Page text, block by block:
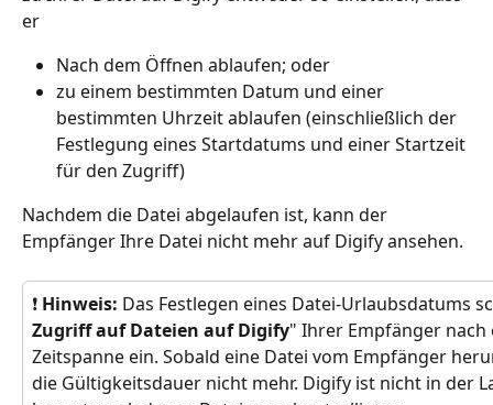
er
Nach dem Öffnen ablaufen; oder
zu einem bestimmten Datum und einer
bestimmten Uhrzeit ablaufen (einschließlich der
Festlegung eines Startdatums und einer Startzeit
für den Zugriff)
Nachdem die Datei abgelaufen ist, kann der
Empfänger Ihre Datei nicht mehr auf Digify ansehen.
❗ Hinweis: Das Festlegen eines Datei-Urlaubsdatums
Zugriff auf Dateien auf Digify" Ihrer Empfänger
Zeitspanne ein. Sobald eine Datei vom Empfänger
die Gültigkeitsdauer nicht mehr. Digify ist nicht in der